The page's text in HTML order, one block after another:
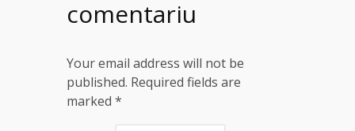
comentariu
Your email address will not be
published. Required fields are
marked *